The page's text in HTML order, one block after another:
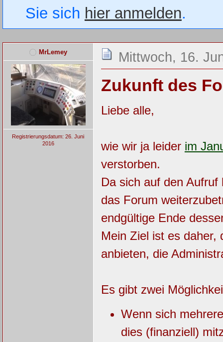
Sie sich hier anmelden.
MrLemey
Registrierungsdatum: 26. Juni
2016
Mittwoch, 16.
Zukunft des
Liebe alle,
wie wir ja leider im
verstorben.
Da sich auf den
das Forum
endgültige Ende
Mein Ziel ist es daher,
anbieten, die
Es gibt zwei
Wenn sich
dies (finanziell)